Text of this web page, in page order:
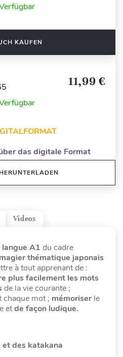
KAUFEN
11,99 €
das digitale Format
Videos
langue A1 du cadre
thématique japonais
à tout apprenant de :
plus facilement les mots
de la vie courante ;
mot ; mémoriserle
etde façon ludique.
des katakana